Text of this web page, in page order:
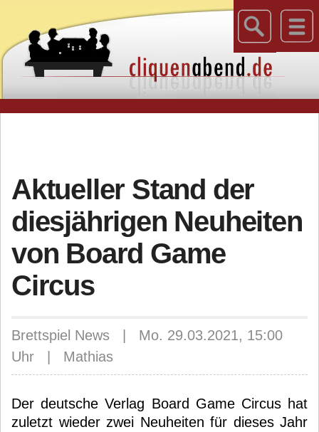
Aktueller Stand der
diesjährigen Neuheiten
von Board Game
Circus
Brettspiel News | Mo. 29.03.2021, 15:00
Uhr | Mathias
Der deutsche Verlag Board Game Circus hat
zuletzt wieder zwei Neuheiten für dieses Jahr